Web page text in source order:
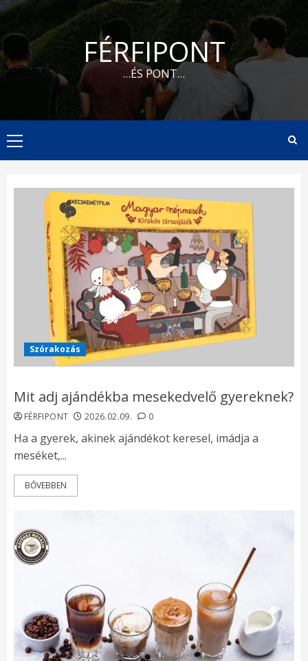
Skip
content
FÉRFIPONT
…ÉS PONT…
Primary
Menu
Szórakozás
Mit adj ajándékba mesekedvelő gyereknek?
FÉRFIPONT 2026.02.09. 0
Ha a gyerek, akinek ajándékot keresel, imádja a
meséket,...
BŐVEBBEN